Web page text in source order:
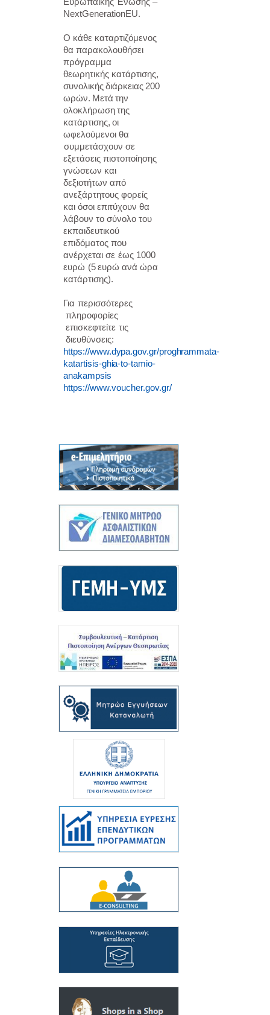
Ευρωπαϊκής Ένωσης –
NextGenerationEU.
Ο κάθε καταρτιζόμενος
θα παρακολουθήσει
πρόγραμμα
θεωρητικής κατάρτισης,
συνολικής διάρκειας 200
ωρών. Μετά την
ολοκλήρωση της
κατάρτισης, οι
ωφελούμενοι θα
συμμετάσχουν σε
εξετάσεις πιστοποίησης
γνώσεων και
δεξιοτήτων από
ανεξάρτητους φορείς
και όσοι επιτύχουν θα
λάβουν το σύνολο του
εκπαιδευτικού
επιδόματος που
ανέρχεται σε έως 1000
ευρώ (5 ευρώ ανά ώρα
κατάρτισης).
Για περισσότερες
πληροφορίες
επισκεφτείτε τις
διευθύνσεις:
https://www.dypa.gov.gr/proghrammata-
katartisis-ghia-to-tamio-
anakampsis
https://www.voucher.gov.gr/